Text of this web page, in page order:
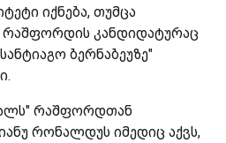
იქნება, თუმცა
კანდიდატურაც
ბერნაბეუზე"
რაშფორდთან
რონალდუს იმედიც აქვს,